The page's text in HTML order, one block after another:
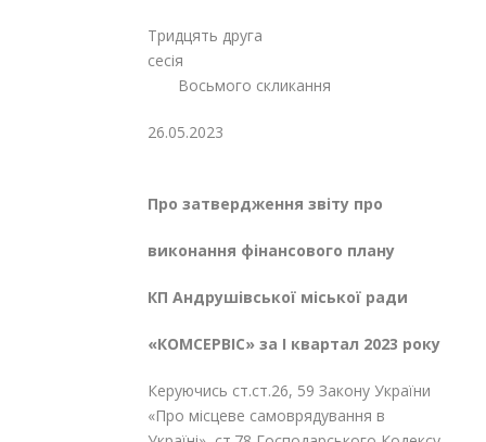
Тридцять друга
сесія
Восьмого скликання
26.05.2023
Про затвердження звіту про
виконання фінансового плану
КП Андрушівської міської ради
«КОМСЕРВІС» за І квартал 2023 року
Керуючись ст.ст.26, 59 Закону України
«Про місцеве самоврядування в